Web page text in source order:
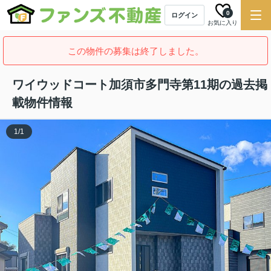
ログイン
お気に入り
0
この物件の募集は終了しました。
ワイウッドコート加須市多門寺第11期の過去掲
載物件情報
1/1